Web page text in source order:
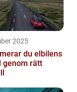
2025
du elbilens
genom rätt